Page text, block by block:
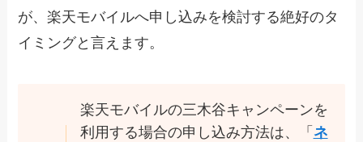
が、楽天モバイルへ申し込みを検討する絶好のタ
イミングと言えます。
楽天モバイルの三木谷キャンペーンを
利用する場合の申し込み方法は、「 ネ